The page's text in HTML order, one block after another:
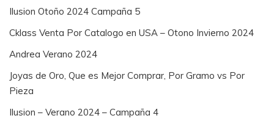
Ilusion Otoño 2024 Campaña 5
Cklass Venta Por Catalogo en USA – Otono Invierno 2024
Andrea Verano 2024
Joyas de Oro, Que es Mejor Comprar, Por Gramo vs Por
Pieza
Ilusion – Verano 2024 – Campaña 4